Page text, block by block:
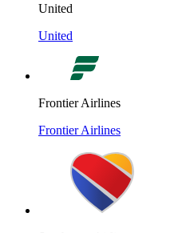
United
United
Frontier Airlines
Frontier Airlines